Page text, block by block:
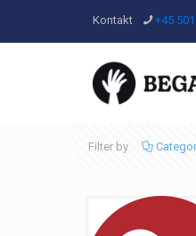
Kontakt +45
Filter by